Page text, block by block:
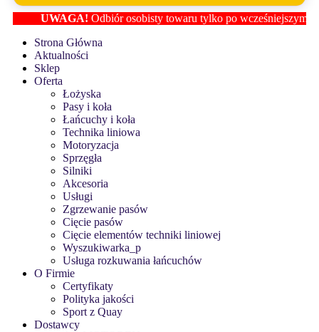
UWAGA!Odbiór osobisty towaru tylko po wcześniejszym
Strona Główna
Aktualności
Sklep
Oferta
Łożyska
Pasy i koła
Łańcuchy i koła
Technika liniowa
Motoryzacja
Sprzęgła
Silniki
Akcesoria
Usługi
Zgrzewanie pasów
Cięcie pasów
Cięcie elementów techniki liniowej
Wyszukiwarka_p
Usługa rozkuwania łańcuchów
O Firmie
Certyfikaty
Polityka jakości
Sport z Quay
Dostawcy